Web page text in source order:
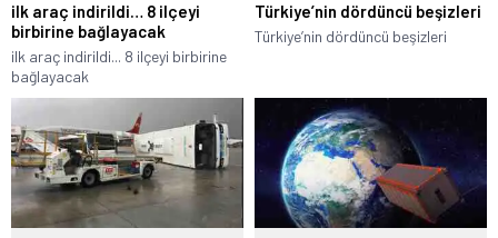
ilk araç indirildi… 8 ilçeyi
birbirine bağlayacak
ilk araç indirildi... 8 ilçeyi birbirine
bağlayacak
Türkiye’nin dördüncü beşizleri
Türkiye’nin dördüncü beşizleri